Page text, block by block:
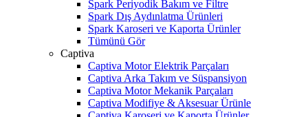
Spark Periyodik Bakım ve Filtre
Spark Dış Aydınlatma Ürünleri
Spark Karoseri ve Kaporta Ürünler
Tümünü Gör
Captiva
Captiva Motor Elektrik Parçaları
Captiva Arka Takım ve Süspansiyon
Captiva Motor Mekanik Parçaları
Captiva Modifiye & Aksesuar Ürünle